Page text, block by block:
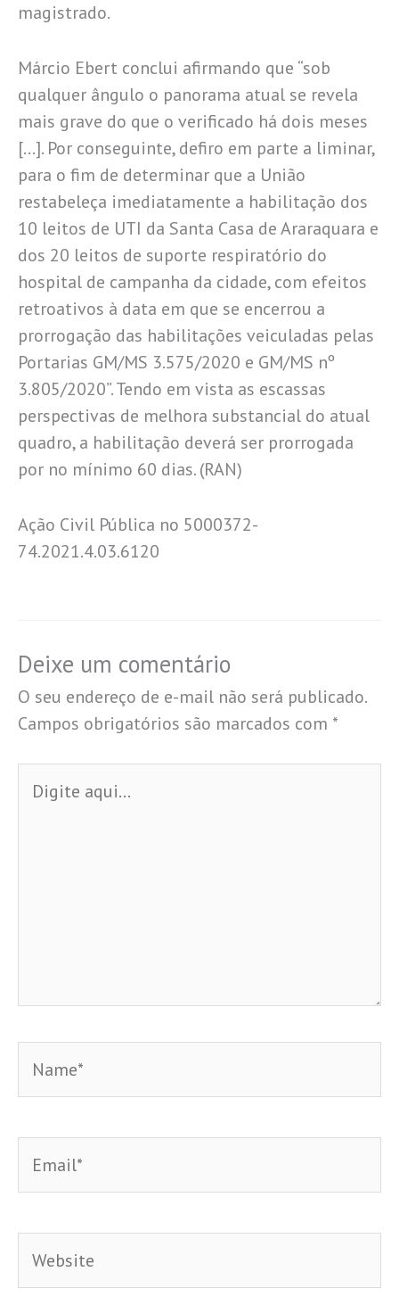
magistrado.
Márcio Ebert conclui afirmando que “sob
qualquer ângulo o panorama atual se revela
mais grave do que o verificado há dois meses
[…]. Por conseguinte, defiro em parte a liminar,
para o fim de determinar que a União
restabeleça imediatamente a habilitação dos
10 leitos de UTI da Santa Casa de Araraquara e
dos 20 leitos de suporte respiratório do
hospital de campanha da cidade, com efeitos
retroativos à data em que se encerrou a
prorrogação das habilitações veiculadas pelas
Portarias GM/MS 3.575/2020 e GM/MS nº
3.805/2020”. Tendo em vista as escassas
perspectivas de melhora substancial do atual
quadro, a habilitação deverá ser prorrogada
por no mínimo 60 dias. (RAN)
Ação Civil Pública no 5000372-
74.2021.4.03.6120
Deixe um comentário
O seu endereço de e-mail não será publicado.
Campos obrigatórios são marcados com *
aqui...